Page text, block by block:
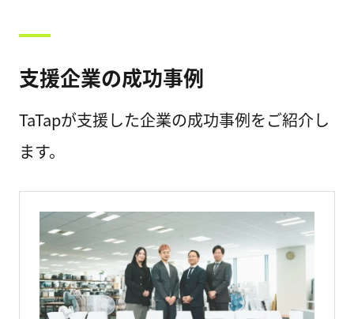
支援企業の成功事例
TaTapが支援した企業の成功事例をご紹介し
ます。